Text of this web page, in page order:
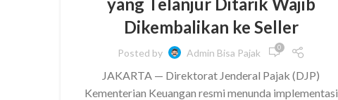
Dikembalikan ke Seller
Posted by Admin Bisa Pajak 0
JAKARTA — Direktorat Jenderal Pajak (DJP)
Kementerian Keuangan resmi menunda implementasi